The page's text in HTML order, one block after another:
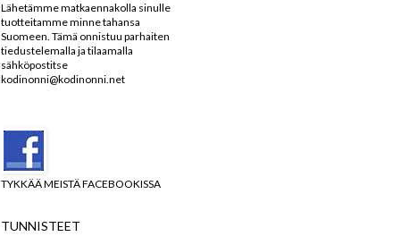
Lähetämme matkaennakolla sinulle
tuotteitamme minne tahansa
Suomeen. Tämä onnistuu parhaiten
tiedustelemalla ja tilaamalla
sähköpostitse
kodinonni@kodinonni.net
TYKKÄÄ MEISTÄ FACEBOOKISSA
TUNNISTEET